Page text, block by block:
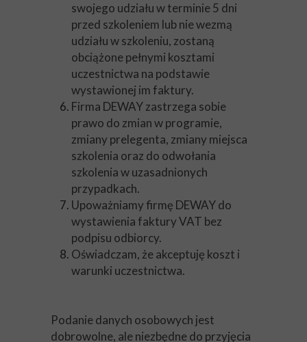
swojego udziału w terminie 5 dni
przed szkoleniem lub nie wezmą
udziału w szkoleniu, zostaną
obciążone pełnymi kosztami
uczestnictwa na podstawie
wystawionej im faktury.
Firma DEWAY zastrzega sobie
prawo do zmian w programie,
zmiany prelegenta, zmiany miejsca
szkolenia oraz do odwołania
szkolenia w uzasadnionych
przypadkach.
Upoważniamy firmę DEWAY do
wystawienia faktury VAT bez
podpisu odbiorcy.
Oświadczam, że akceptuję koszt i
warunki uczestnictwa.
Podanie danych osobowych jest
dobrowolne, ale niezbędne do przyjęcia